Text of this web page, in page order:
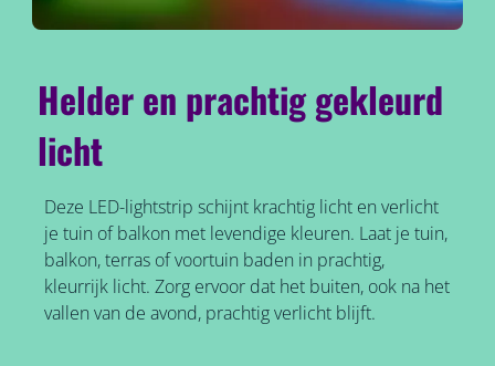
Helder en prachtig gekleurd
licht
Deze LED-lightstrip schijnt krachtig licht en verlicht
je tuin of balkon met levendige kleuren. Laat je tuin,
balkon, terras of voortuin baden in prachtig,
kleurrijk licht. Zorg ervoor dat het buiten, ook na het
vallen van de avond, prachtig verlicht blijft.